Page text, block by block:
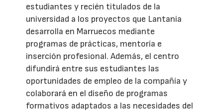
estudiantes y recién titulados de la
universidad a los proyectos que Lantania
desarrolla en Marruecos mediante
programas de prácticas, mentoría e
inserción profesional. Además, el centro
difundirá entre sus estudiantes las
oportunidades de empleo de la compañía y
colaborará en el diseño de programas
formativos adaptados a las necesidades del